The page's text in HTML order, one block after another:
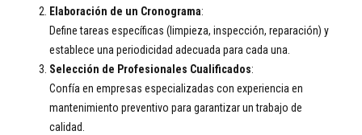
Elaboración de un Cronograma:
Define tareas específicas (limpieza, inspección, reparación) y
establece una periodicidad adecuada para cada una.
Selección de Profesionales Cualificados:
Confía en empresas especializadas con experiencia en
mantenimiento preventivo para garantizar un trabajo de
calidad.